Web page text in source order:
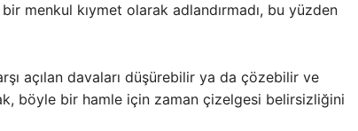
menkul kıymet olarak adlandırmadı, bu yüzden
açılan davaları düşürebilir ya da çözebilir ve
böyle bir hamle için zaman çizelgesi belirsizliğini